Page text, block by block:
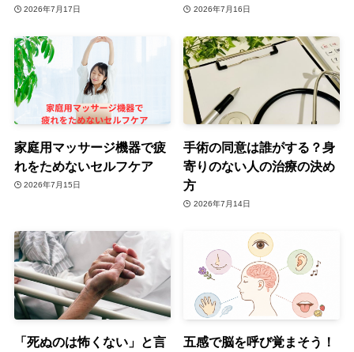
2026年7月17日 2026年7月16日
家庭用マッサージ機器で疲
れをためないセルフケア
2026年7月15日
手術の同意は誰がする？身
寄りのない人の治療の決め
方
2026年7月14日
「死ぬのは怖くない」と言
五感で脳を呼び覚まそう！